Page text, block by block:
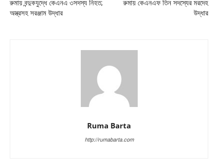
রুমায় বন্দুকযুদ্ধে কেএনএ ৩সদস্য নিহত;
অস্ত্রসহ সরঞ্জাম উদ্ধার
রুমায় কেএনএফ তিন সদস্যের মরদেহ
উদ্ধার
Ruma Barta
http://rumabarta.com